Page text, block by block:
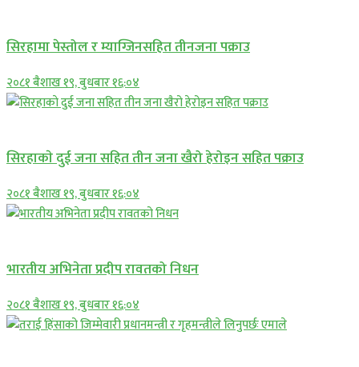
सिरहामा पेस्तोल र म्याग्जिनसहित तीनजना पक्राउ
२०८१ बैशाख १९, बुधबार १६:०४
सिरहाकाे दुई जना सहित तीन जना खैरो हेरोइन सहित पक्राउ
२०८१ बैशाख १९, बुधबार १६:०४
भारतीय अभिनेता प्रदीप रावतको निधन
२०८१ बैशाख १९, बुधबार १६:०४